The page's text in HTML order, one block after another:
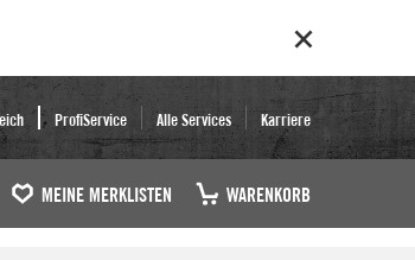
ProfiService Alle Services Karriere
MEINE MERKLISTEN WARENKORB